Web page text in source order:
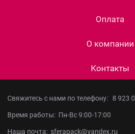
Оплата
О компании
Контакты
Свяжитесь с нами по телефону: 8 923
Время работы: Пн-Вс 9:00-17:00
Наша почта: sferapack@yandex.ru